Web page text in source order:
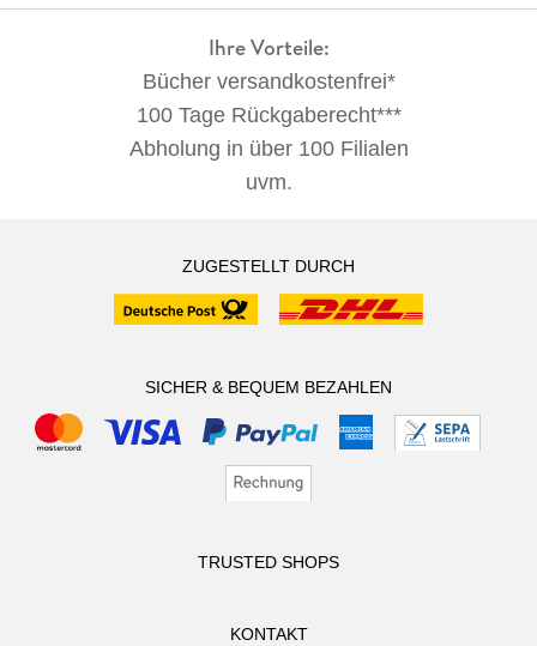
Ihre Vorteile:
Bücher versandkostenfrei*
100 Tage Rückgaberecht***
Abholung in über 100 Filialen
uvm.
ZUGESTELLT DURCH
SICHER & BEQUEM BEZAHLEN
TRUSTED SHOPS
KONTAKT